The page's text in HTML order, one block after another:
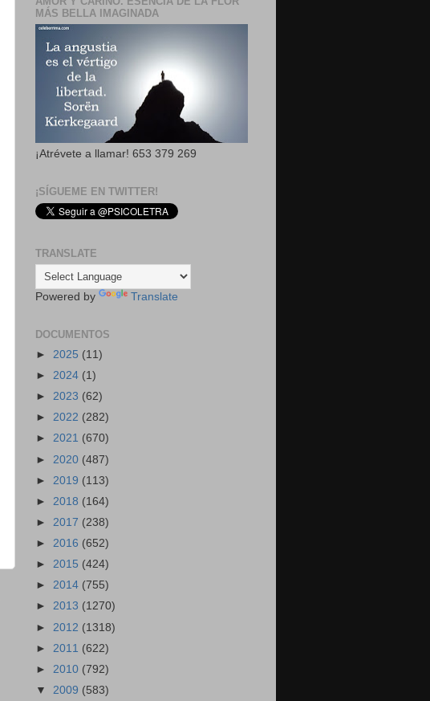
MÁS BELLA IMAGINADA
¡Atrévete a llamar! 653 379 269
¡SÍGUEME EN TWITTER!
TRANSLATE
Powered by Translate
DOCUMENTOS
► 2025 (11)
► 2024 (1)
► 2023 (62)
► 2022 (282)
► 2021 (670)
► 2020 (487)
► 2019 (113)
► 2018 (164)
► 2017 (238)
► 2016 (652)
► 2015 (424)
► 2014 (755)
► 2013 (1270)
► 2012 (1318)
► 2011 (622)
► 2010 (792)
▼ 2009 (583)